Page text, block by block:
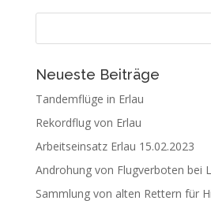
Neueste Beiträge
Tandemflüge in Erlau
Rekordflug von Erlau
Arbeitseinsatz Erlau 15.02.2023
Androhung von Flugverboten bei
Sammlung von alten Rettern für